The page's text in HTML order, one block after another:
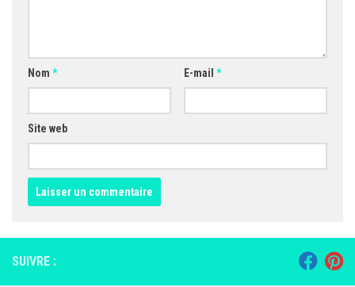
Nom * E-mail *
Site web
SUIVRE :